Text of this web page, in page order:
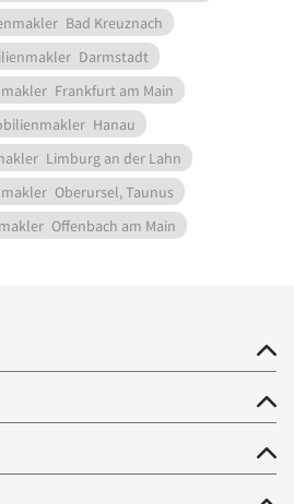
Bad Kreuznach
Darmstadt
Frankfurt am Main
Hanau
Limburg an der Lahn
Oberursel, Taunus
Offenbach am Main